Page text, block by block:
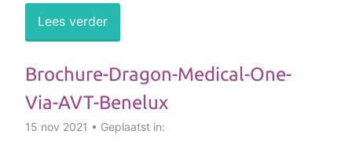
Lees verder
Brochure-Dragon-Medical-One-
Via-AVT-Benelux
15 nov 2021 • Geplaatst in: